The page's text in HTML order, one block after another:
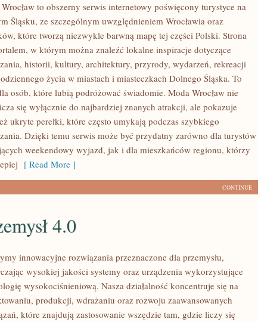
to obszerny serwis internetowy poświęcony turystyce na
Śląsku, ze szczególnym uwzględnieniem Wrocławia oraz
które tworzą niezwykle barwną mapę tej części Polski. Strona
w którym można znaleźć lokalne inspiracje dotyczące
historii, kultury, architektury, przyrody, wydarzeń, rekreacji
życia w miastach i miasteczkach Dolnego Śląska. To
osób, które lubią podróżować świadomie. Moda Wrocław nie
się wyłącznie do najbardziej znanych atrakcji, ale pokazuje
ukryte perełki, które często umykają podczas szybkiego
Dzięki temu serwis może być przydatny zarówno dla turystów
weekendowy wyjazd, jak i dla mieszkańców regionu, którzy
[ Read More ]
CONTINUE
4.0
innowacyjne rozwiązania przeznaczone dla przemysłu,
wysokiej jakości systemy oraz urządzenia wykorzystujące
wysokociśnieniową. Nasza działalność koncentruje się na
produkcji, wdrażaniu oraz rozwoju zaawansowanych
które znajdują zastosowanie wszędzie tam, gdzie liczy się